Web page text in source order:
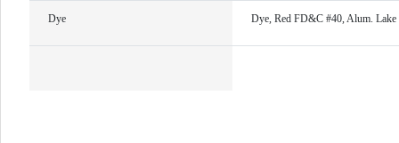
Dye Dye, Red FD&C #40, Alum. Lake